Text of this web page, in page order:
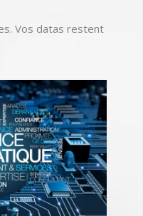
Vos datas restent